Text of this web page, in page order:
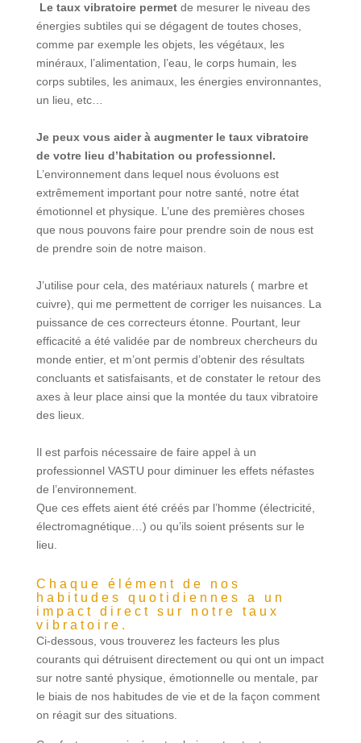
Le taux vibratoire permetde mesurer le niveau des
énergies subtiles qui se dégagent de toutes choses,
comme par exemple les objets, les végétaux, les
minéraux, l’alimentation, l’eau, le corps humain, les
corps subtiles, les animaux, les énergies environnantes,
un lieu, etc…
Je peux vous aider à augmenter le taux vibratoire
de votre lieu d’habitation ou professionnel.
L’environnement dans lequel nous évoluons est
extrêmement important pour notre santé, notre état
émotionnel et physique. L’une des premières choses
que nous pouvons faire pour prendre soin de nous est
de prendre soin de notre maison.
J’utilise pour cela, des matériaux naturels ( marbre et
cuivre), qui me permettent de corriger les nuisances. La
puissance de ces correcteurs étonne. Pourtant, leur
efficacité a été validée par de nombreux chercheurs du
monde entier, et m’ont permis d’obtenir des résultats
concluants et satisfaisants, et de constater le retour des
axes à leur place ainsi que la montée du taux vibratoire
des lieux.
Il est parfois nécessaire de faire appel à un
professionnel VASTU pour diminuer les effets néfastes
de l’environnement.
Que ces effets aient été créés par l’homme (électricité,
électromagnétique…) ou qu’ils soient présents sur le
lieu.
Chaque élément de nos
habitudes quotidiennes a un
impact direct sur notre taux
vibratoire.
Ci-dessous, vous trouverez les facteurs les plus
courants qui détruisent directement ou qui ont un impact
sur notre santé physique, émotionnelle ou mentale, par
le biais de nos habitudes de vie et de la façon comment
on réagit sur des situations.